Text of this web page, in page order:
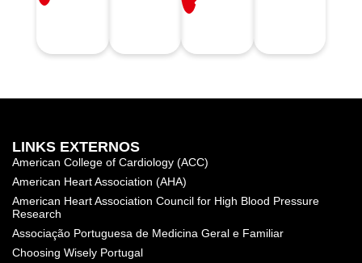
LINKS EXTERNOS
American College of Cardiology (ACC)
American Heart Association (AHA)
American Heart Association Council for High Blood Pressure
Research
Associação Portuguesa de Medicina Geral e Familiar
Choosing Wisely Portugal